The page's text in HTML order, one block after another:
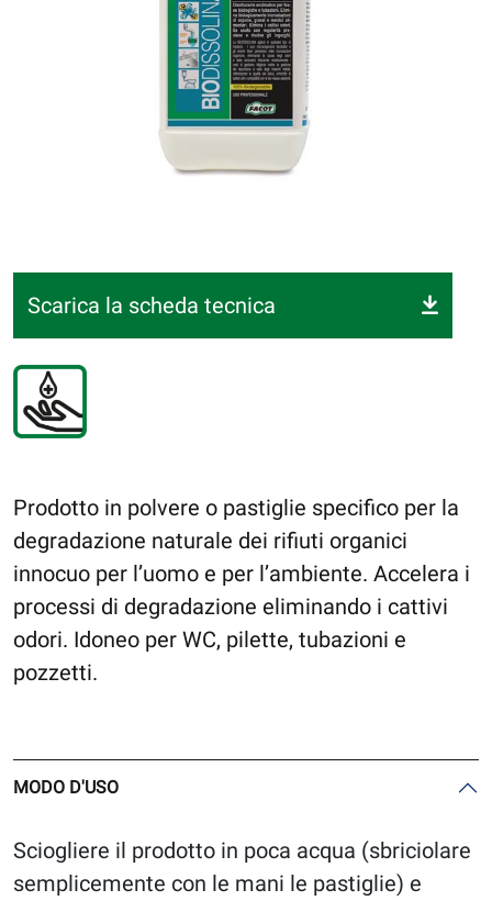
Scarica la scheda tecnica
Prodotto in polvere o pastiglie specifico per la
degradazione naturale dei rifiuti organici
innocuo per l’uomo e per l’ambiente. Accelera i
processi di degradazione eliminando i cattivi
odori. Idoneo per WC, pilette, tubazioni e
pozzetti.
MODO D'USO
Sciogliere il prodotto in poca acqua (sbriciolare
semplicemente con le mani le pastiglie) e